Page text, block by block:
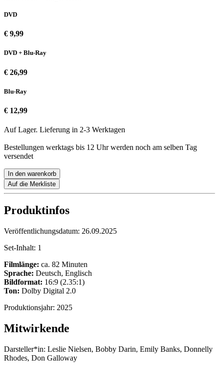
DVD
€ 9,99
DVD + Blu-Ray
€ 26,99
Blu-Ray
€ 12,99
Auf Lager. Lieferung in 2-3 Werktagen
Bestellungen werktags bis 12 Uhr werden noch am selben Tag
versendet
In den warenkorb
Auf die Merkliste
Produktinfos
Veröffentlichungsdatum: 26.09.2025
Set-Inhalt: 1
Filmlänge: ca. 82 Minuten
Sprache: Deutsch, Englisch
Bildformat: 16:9 (2.35:1)
Ton: Dolby Digital 2.0
Produktionsjahr: 2025
Mitwirkende
Darsteller*in: Leslie Nielsen, Bobby Darin, Emily Banks, Donnelly
Rhodes, Don Galloway